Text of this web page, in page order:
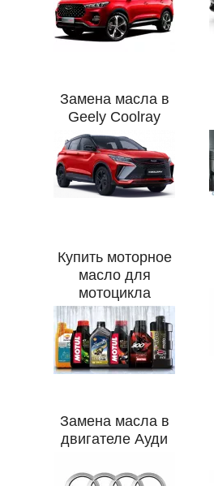
Замена масла в
Geely Coolray
Купить моторное
масло для
мотоцикла
Замена масла в
двигателе Ауди